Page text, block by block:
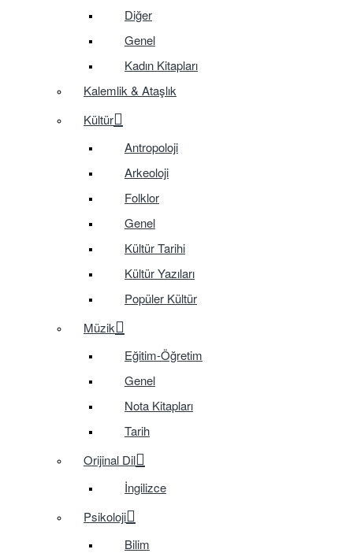
Diğer
Genel
Kadın Kitapları
Kalemlik & Ataşlık
Kültür
Antropoloji
Arkeoloji
Folklor
Genel
Kültür Tarihi
Kültür Yazıları
Popüler Kültür
Müzik
Eğitim-Öğretim
Genel
Nota Kitapları
Tarih
Orijinal Dil
İngilizce
Psikoloji
Bilim